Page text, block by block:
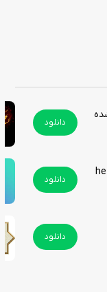
دانلود
دانلود
دانلود